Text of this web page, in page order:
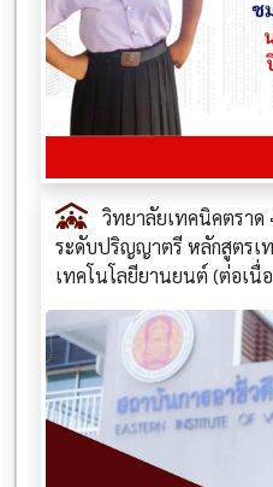
วิทยาลัยเทคนิคตราด
ระดับปริญญาตรี หลักสูตรเ
เทคโนโลยียานยนต์ (ต่อเนื่